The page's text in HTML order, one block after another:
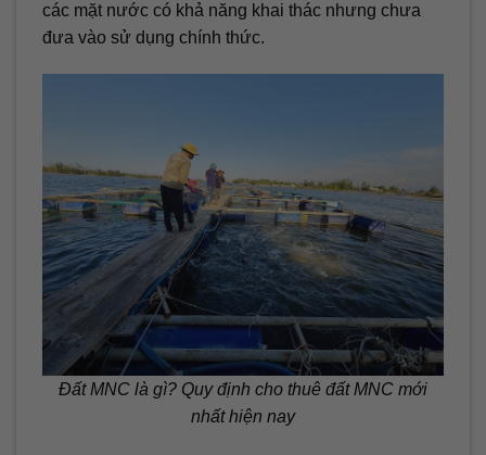
các mặt nước có khả năng khai thác nhưng chưa
đưa vào sử dụng chính thức.
Đất MNC là gì? Quy định cho thuê đất MNC mới
nhất hiện nay